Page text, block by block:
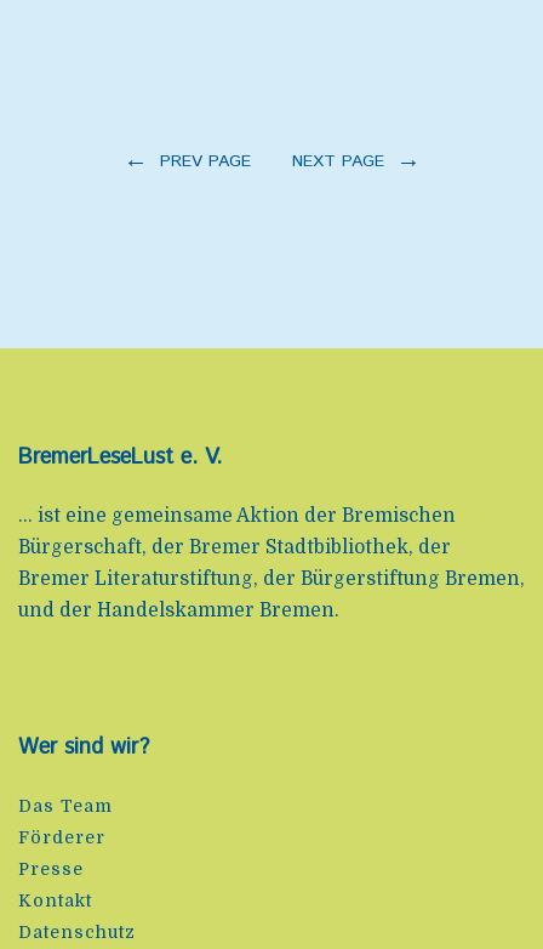
← PREV PAGE NEXT PAGE →
BremerLeseLust e. V.
... ist eine gemeinsame Aktion der Bremischen
Bürgerschaft, der Bremer Stadtbibliothek, der
Bremer Literaturstiftung, der Bürgerstiftung Bremen,
und der Handelskammer Bremen.
Wer sind wir?
Das Team
Förderer
Presse
Kontakt
Datenschutz